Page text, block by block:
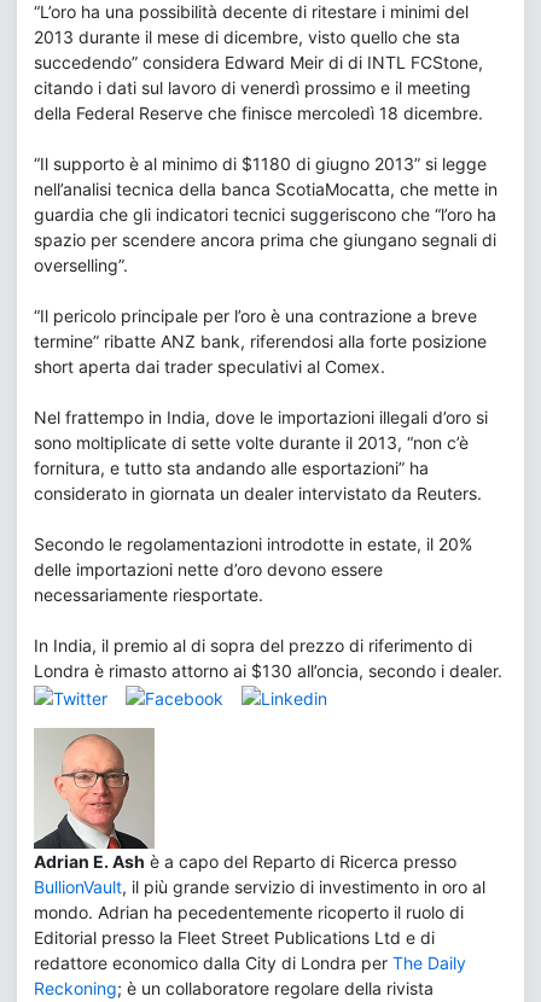
“L’oro ha una possibilità decente di ritestare i minimi del
2013 durante il mese di dicembre, visto quello che sta
succedendo” considera Edward Meir di di INTL FCStone,
citando i dati sul lavoro di venerdì prossimo e il meeting
della Federal Reserve che finisce mercoledì 18 dicembre.
“Il supporto è al minimo di $1180 di giugno 2013” si legge
nell’analisi tecnica della banca ScotiaMocatta, che mette in
guardia che gli indicatori tecnici suggeriscono che “l’oro ha
spazio per scendere ancora prima che giungano segnali di
overselling”.
“Il pericolo principale per l’oro è una contrazione a breve
termine” ribatte ANZ bank, riferendosi alla forte posizione
short aperta dai trader speculativi al Comex.
Nel frattempo in India, dove le importazioni illegali d’oro si
sono moltiplicate di sette volte durante il 2013, “non c’è
fornitura, e tutto sta andando alle esportazioni” ha
considerato in giornata un dealer intervistato da Reuters.
Secondo le regolamentazioni introdotte in estate, il 20%
delle importazioni nette d’oro devono essere
necessariamente riesportate.
In India, il premio al di sopra del prezzo di riferimento di
Londra è rimasto attorno ai $130 all’oncia, secondo i dealer.
Adrian E. Ash è a capo del Reparto di Ricerca presso
BullionVault, il più grande servizio di investimento in oro al
mondo. Adrian ha pecedentemente ricoperto il ruolo di
Editorial presso la Fleet Street Publications Ltd e di
redattore economico dalla City di Londra per The Daily
Reckoning; è un collaboratore regolare della rivista